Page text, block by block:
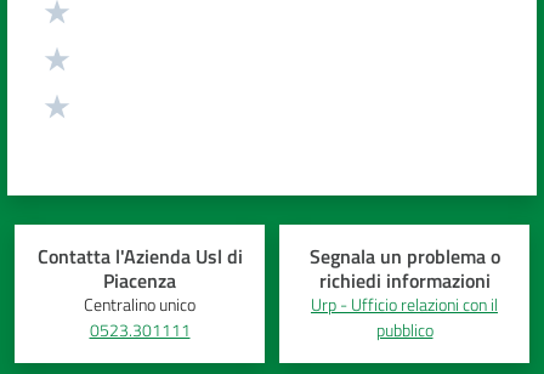
Contatta l'Azienda Usl di
Piacenza
Centralino unico
0523.301111
Segnala un problema o
richiedi informazioni
Urp - Ufficio relazioni con il
pubblico